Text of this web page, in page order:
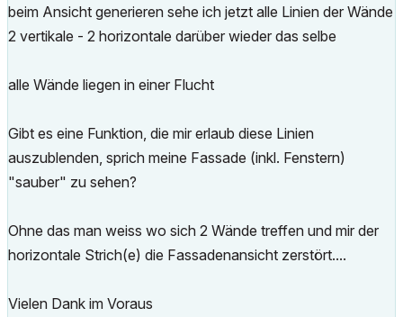
beim Ansicht generieren sehe ich jetzt alle Linien der Wände
2 vertikale - 2 horizontale darüber wieder das selbe
alle Wände liegen in einer Flucht
Gibt es eine Funktion, die mir erlaub diese Linien
auszublenden, sprich meine Fassade (inkl. Fenstern)
"sauber" zu sehen?
Ohne das man weiss wo sich 2 Wände treffen und mir der
horizontale Strich(e) die Fassadenansicht zerstört....
Vielen Dank im Voraus